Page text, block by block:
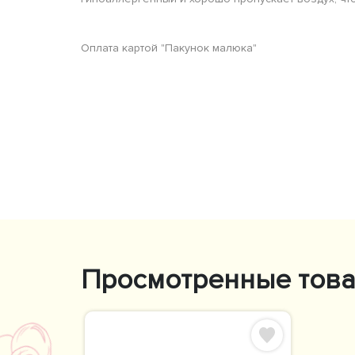
Оплата картой "Пакунок малюка"
Просмотренные